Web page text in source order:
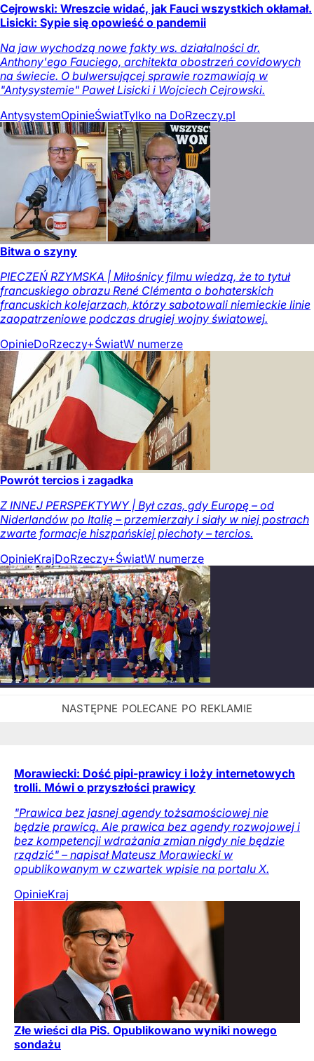
Cejrowski: Wreszcie widać, jak Fauci wszystkich okłamał.
Lisicki: Sypie się opowieść o pandemii
Na jaw wychodzą nowe fakty ws. działalności dr.
Anthony'ego Fauciego, architekta obostrzeń covidowych
na świecie. O bulwersującej sprawie rozmawiają w
"Antysystemie" Paweł Lisicki i Wojciech Cejrowski.
AntysystemOpinieŚwiatTylko na DoRzeczy.pl
Bitwa o szyny
PIECZEŃ RZYMSKA | Miłośnicy filmu wiedzą, że to tytuł
francuskiego obrazu René Clémenta o bohaterskich
francuskich kolejarzach, którzy sabotowali niemieckie linie
zaopatrzeniowe podczas drugiej wojny światowej.
OpinieDoRzeczy+ŚwiatW numerze
Powrót tercios i zagadka
Z INNEJ PERSPEKTYWY | Był czas, gdy Europę – od
Niderlandów po Italię – przemierzały i siały w niej postrach
zwarte formacje hiszpańskiej piechoty – tercios.
OpinieKrajDoRzeczy+ŚwiatW numerze
Morawiecki: Dość pipi-prawicy i loży internetowych
trolli. Mówi o przyszłości prawicy
"Prawica bez jasnej agendy tożsamościowej nie
będzie prawicą. Ale prawica bez agendy rozwojowej i
bez kompetencji wdrażania zmian nigdy nie będzie
rządzić" – napisał Mateusz Morawiecki w
opublikowanym w czwartek wpisie na portalu X.
OpinieKraj
Złe wieści dla PiS. Opublikowano wyniki nowego
sondażu